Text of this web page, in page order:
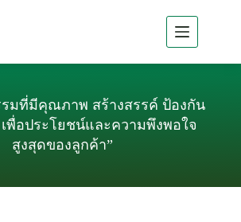
รมที่มีคุณภาพ สร้างสรรค์ ป้องกัน
พื่อประโยชน์และความพึงพอใจ
สูงสุดของลูกค้า”